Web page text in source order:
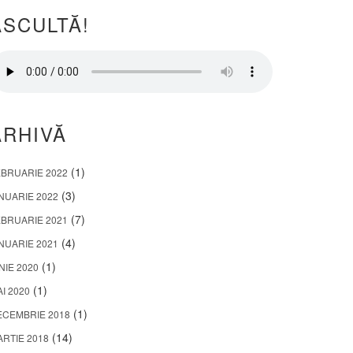
2022 (1)
2022 (3)
2021 (7)
2021 (4)
2020 (1)
2020 (1)
2018 (1)
2018 (14)